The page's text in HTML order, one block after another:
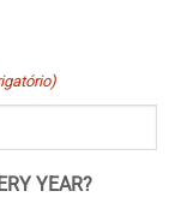
YEAR?